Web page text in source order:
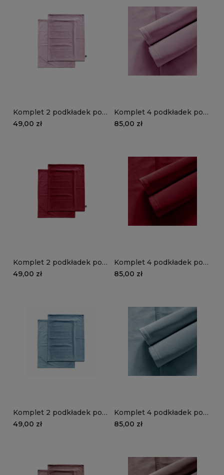
Komplet 2 podkładek pod
talerze VELVET VE2269 |
49,00 zł
Komplet 4 podkładek pod
talerze VELVET VE2269 |
85,00 zł
Komplet 2 podkładek pod
talerze VELVET VE2267 |
49,00 zł
Komplet 4 podkładek pod
talerze VELVET VE2267 |
85,00 zł
Komplet 2 podkładek pod
talerze VELVET VE2260 |
49,00 zł
Komplet 4 podkładek pod
talerze VELVET VE2260 |
85,00 zł